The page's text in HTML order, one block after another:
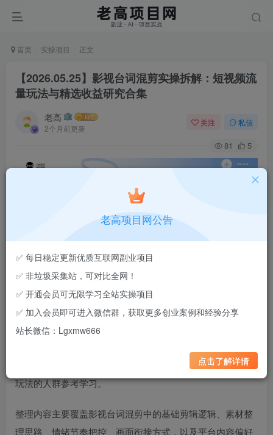
首页 实操项目 正文
【2026.05.25】影视台词混剪实操拆解：短视频流
量玩法与精选收益研究合集
老高
2个月前更新
关注 私信
81 5
近期短视频平台中的影视台词混剪内容持续保持较高热度，
不少账号通过情绪表达、剧情冲突、经典对白等方向获得了
这一方向进行整理，适合想研究短视频内容创作、副业变现
玩法的人群参考学习。
整理内容主要覆盖影视台词混剪中的基础剪辑逻辑、素材整
理思路、情绪节奏把控、画面衔接方式，以及平台内容偏好
老高项目网公告
✅ 每日稳定更新优质互联网副业项目
✅ 非垃圾采集站，可对比全网！
✅ 开通会员可无限学习全站实操项目
✅ 加入会员即可进入微信群，获取更多创业案例和经验分享
站长微信：Lgxmw666
点击了解详情